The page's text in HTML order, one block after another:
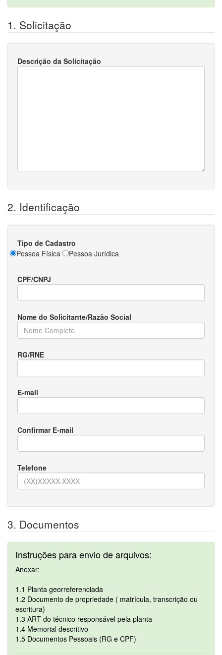
1. Solicitação
Descrição da Solicitação
2. Identificação
Tipo de Cadastro
Pessoa Física
Pessoa Jurídica
CPF/CNPJ
Nome do Solicitante/Razão Social
RG/RNE
E-mail
Confirmar E-mail
Telefone
3. Documentos
Instruções para envio de arquivos:
Anexar:
1.1 Planta georreferenciada
1.2 Documento de propriedade ( matrícula, transcrição ou
escritura)
1.3 ART do técnico responsável pela planta
1.4 Memorial descritivo
1.5 Documentos Pessoais (RG e CPF)